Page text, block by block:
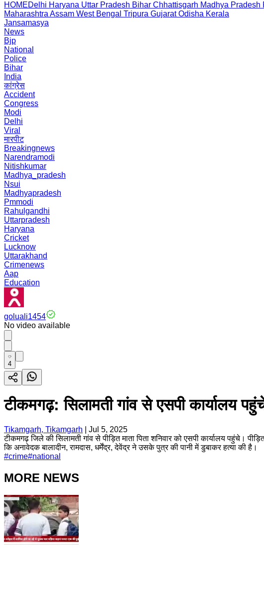
HOMEDelhi Haryana Uttar Pradesh Bihar Chhattisgarh Madhya Pradesh
Maharashtra Assam West Bengal Tripura Gujarat Odisha Kerala
Jansamasya
News
Bjp
National
Police
Bihar
India
कांग्रेस
Accident
Congress
Modi
Delhi
Viral
मारपीट
Breakingnews
Narendramodi
Nitishkumar
Madhya_pradesh
Nsui
Madhyapradesh
Pmmodi
Rahulgandhi
Uttarpradesh
Haryana
Cricket
Lucknow
Uttarakhand
Crimenews
Aap
Education
goluali1454
No video available
4
टीकमगढ़: सिलामती गांव से एसपी कार्यालय
Tikamgarh, Tikamgarh
Jul 5, 2025
टीकमगढ़ जिले की सिलामती गांव से पीड़ित माता पिता शनिवार को एसपी कार्यालय पहुंचे।
कि अनावेदक बालादीन, रामदास, धर्मेंद्र, देवेंद्र ने उसके पुत्र की पानी में डुबाकर हत्या की है।
#crime#national
MORE NEWS